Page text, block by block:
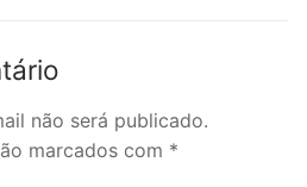
não será publicado.
marcados com *